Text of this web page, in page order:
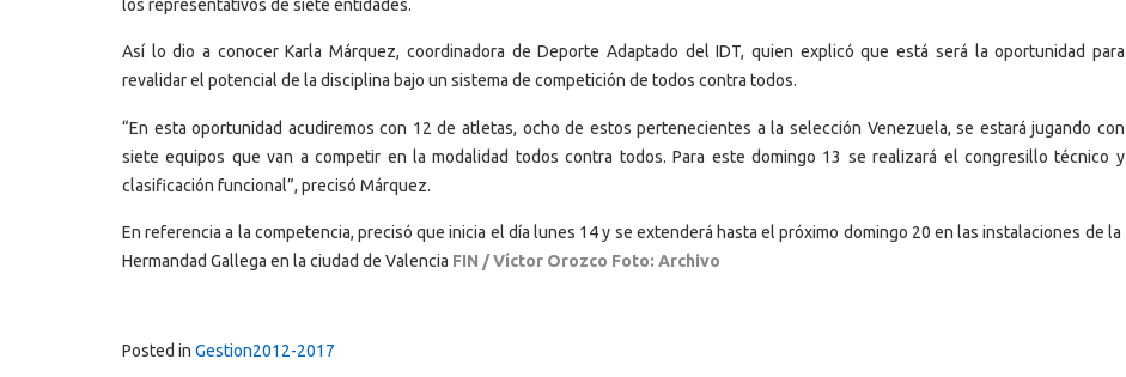
los representativos de siete entidades.
Así lo dio a conocer Karla Márquez, coordinadora de Deporte Adaptado del IDT, quien explicó que está será la oportunidad para
revalidar el potencial de la disciplina bajo un sistema de competición de todos contra todos.
“En esta oportunidad acudiremos con 12 de atletas, ocho de estos pertenecientes a la selección Venezuela, se estará jugando con
siete equipos que van a competir en la modalidad todos contra todos. Para este domingo 13 se realizará el congresillo técnico y
clasificación funcional”, precisó Márquez.
En referencia a la competencia, precisó que inicia el día lunes 14 y se extenderá hasta el próximo domingo 20 en las instalaciones de la
Hermandad Gallega en la ciudad de Valencia FIN / Víctor Orozco Foto: Archivo
Posted in Gestion2012-2017